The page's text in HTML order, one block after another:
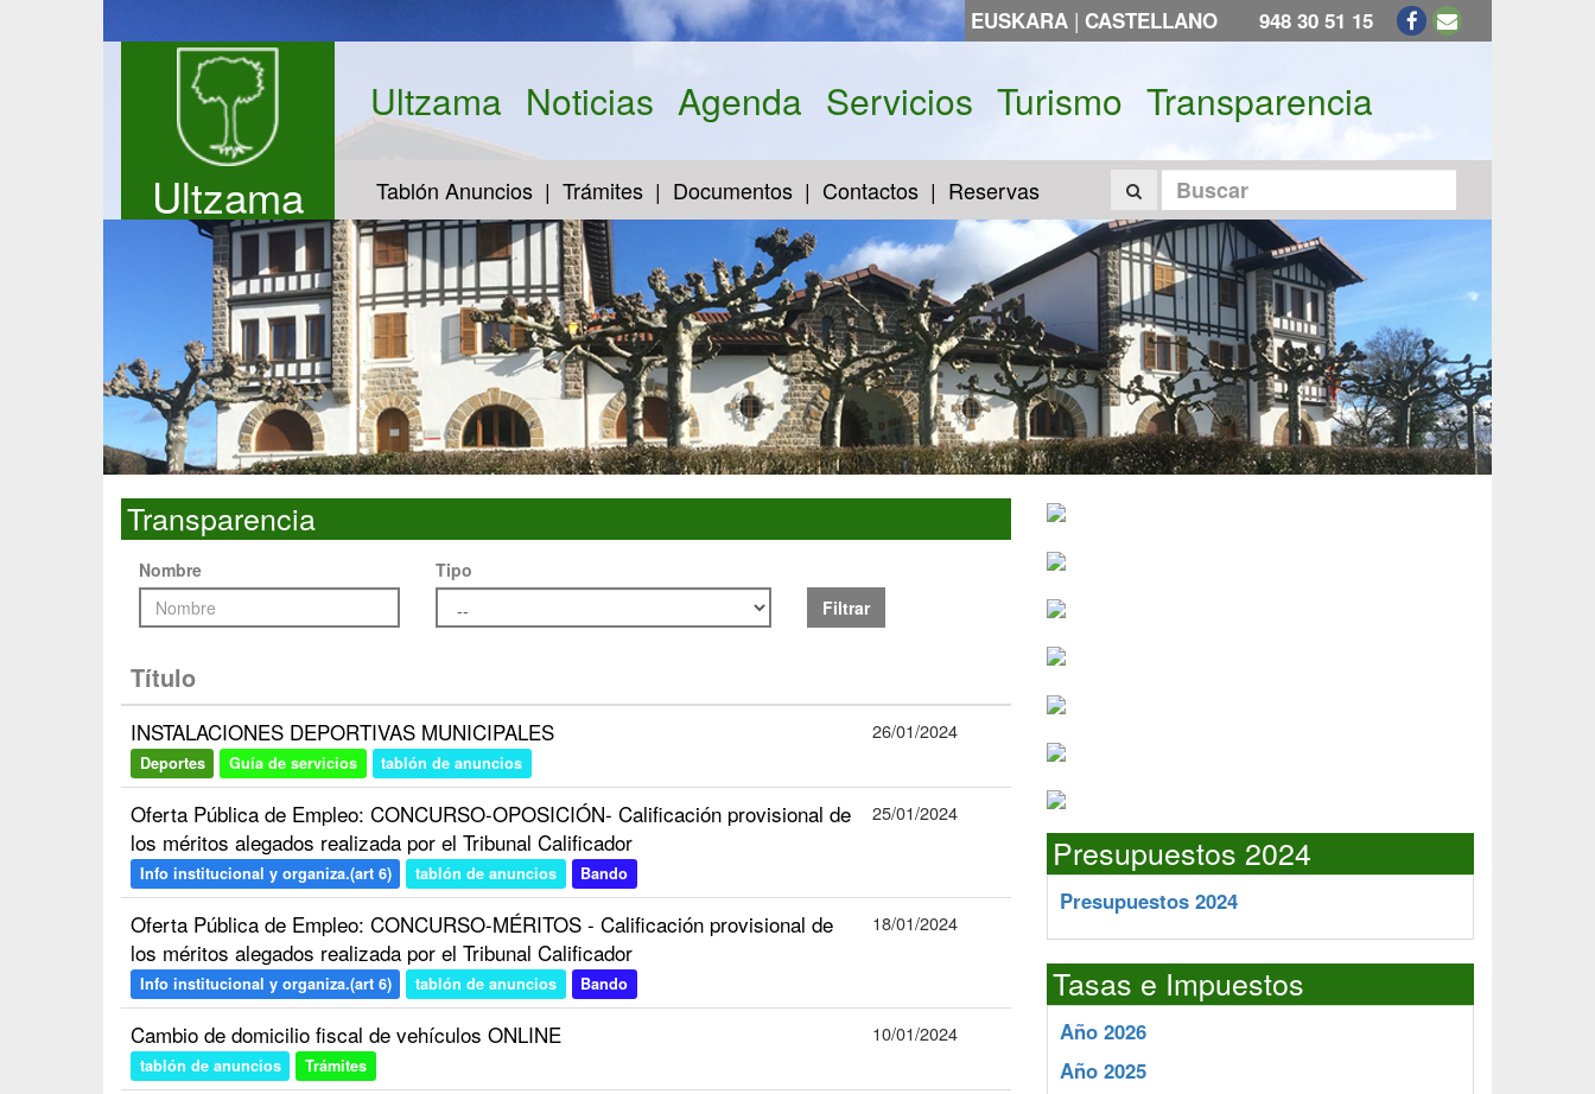
EUSKARA | CASTELLANO 948 30 51 15
Ultzama
Ultzama Noticias Agenda Servicios Turismo Transparencia
Tablón Anuncios Trámites Documentos Contactos Reservas
Transparencia
Nombre
Tipo
Filtrar
Título
INSTALACIONES DEPORTIVAS MUNICIPALES
Deportes Guía de servicios tablón de anuncios
26/01/2024
Oferta Pública de Empleo: CONCURSO-OPOSICIÓN- Calificación provisional de
los méritos alegados realizada por el Tribunal Calificador
Info institucional y organiza.(art 6) tablón de anuncios Bando
25/01/2024
Oferta Pública de Empleo: CONCURSO-MÉRITOS - Calificación provisional de
los méritos alegados realizada por el Tribunal Calificador
Info institucional y organiza.(art 6) tablón de anuncios Bando
18/01/2024
Cambio de domicilio fiscal de vehículos ONLINE
tablón de anuncios Trámites
10/01/2024
Presupuestos 2024
Presupuestos 2024
Tasas e Impuestos
Año 2026
Año 2025